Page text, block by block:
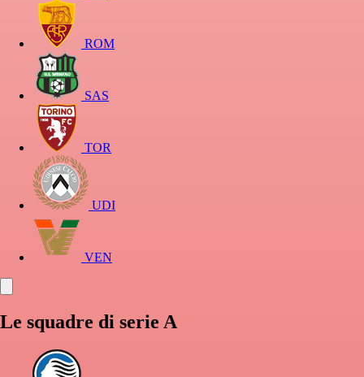
ROM
SAS
TOR
UDI
VEN
Le squadre di serie A